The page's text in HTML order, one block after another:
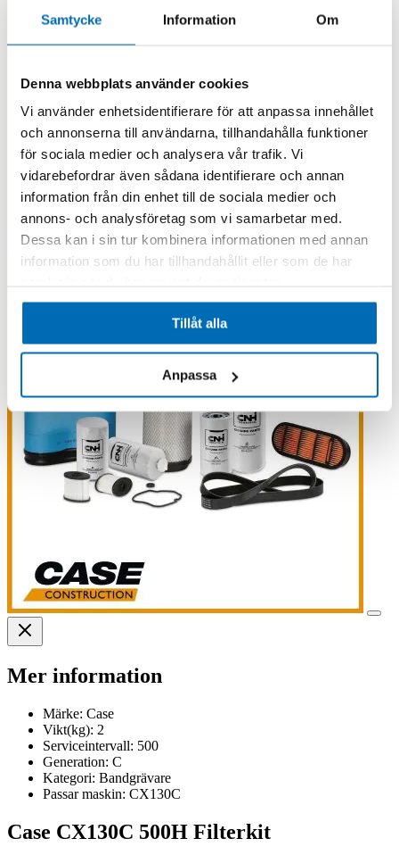
Samtycke Information Om
Denna webbplats använder cookies
Vi använder enhetsidentifierare för att anpassa innehållet
och annonserna till användarna, tillhandahålla funktioner
för sociala medier och analysera vår trafik. Vi
vidarebefordrar även sådana identifierare och annan
information från din enhet till de sociala medier och
annons- och analysföretag som vi samarbetar med.
Dessa kan i sin tur kombinera informationen med annan
information som du har tillhandahållit eller som de har
Tillåt alla
Anpassa
Mer information
Märke: Case
Vikt(kg): 2
Serviceintervall: 500
Generation: C
Kategori: Bandgrävare
Passar maskin: CX130C
Case CX130C 500H Filterkit